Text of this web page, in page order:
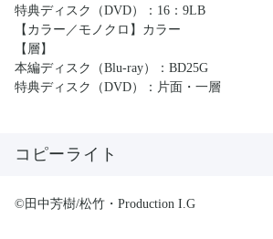
特典ディスク（DVD）：16：9LB
【カラー／モノクロ】カラー
【層】
本編ディスク（Blu-ray）：BD25G
特典ディスク（DVD）：片面・一層
コピーライト
©田中芳樹/松竹・Production I.G